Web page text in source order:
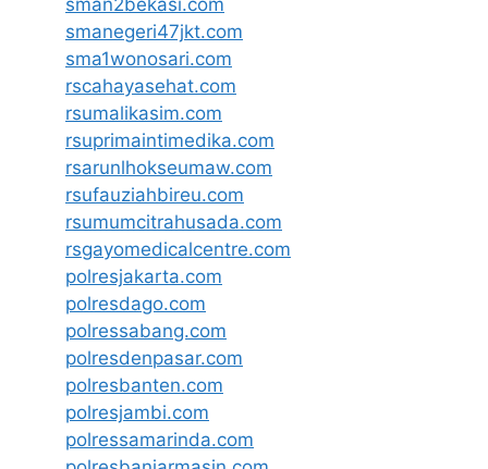
smanegeri47jkt.com
sma1wonosari.com
rscahayasehat.com
rsumalikasim.com
rsuprimaintimedika.com
rsarunlhokseumaw.com
rsufauziahbireu.com
rsumumcitrahusada.com
rsgayomedicalcentre.com
polresjakarta.com
polresdago.com
polressabang.com
polresdenpasar.com
polresbanten.com
polresjambi.com
polressamarinda.com